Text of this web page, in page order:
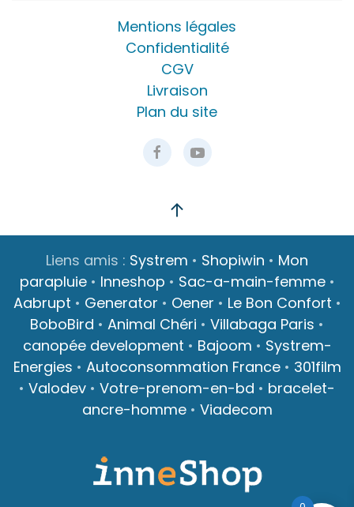
Mentions légales
Confidentialité
CGV
Livraison
Plan du site
Liens amis : Systrem • Shopiwin • Mon
parapluie• Inneshop • Sac-a-main-femme•
Aabrupt • Generator • Oener • Le Bon Confort •
BoboBird • Animal Chéri • Villabaga Paris •
canopée development • Bajoom • Systrem-
Energies • Autoconsommation France• 301film
• Valodev • Votre-prenom-en-bd • bracelet-
ancre-homme• Viadecom